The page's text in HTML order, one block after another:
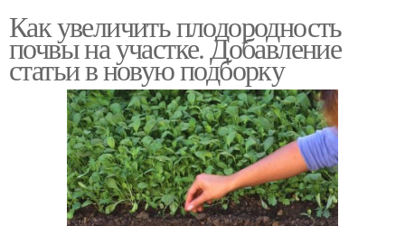
Как увеличить плодородность
почвы на участке. Добавление
статьи в новую подборку